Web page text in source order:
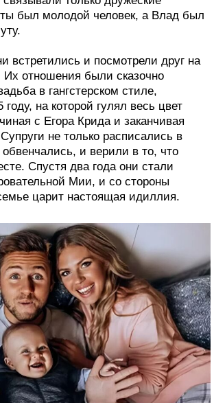
был молодой человек, а Влад был
встретились и посмотрели друг на
Их отношения были сказочно
в гангстерском стиле,
году, на которой гулял весь цвет
с Егора Крида и заканчивая
не только расписались в
и верили в то, что
Спустя два года они стали
Мии, и со стороны
царит настоящая идиллия.